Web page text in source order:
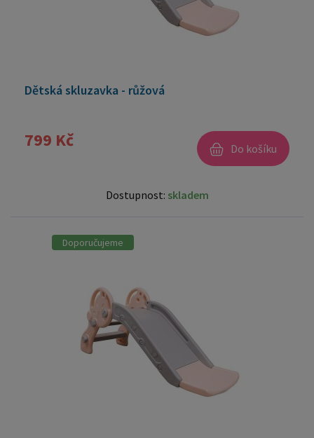
Dětská skluzavka - růžová
799 Kč Do košíku
Dostupnost: skladem
Doporučujeme